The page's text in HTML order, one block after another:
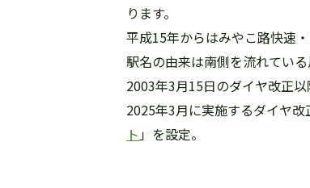
ります。
平成15年からはみやこ路快速
駅名の由来は南側を流れてい
2003年3月15日のダイヤ改正
2025年3月に実施するダイヤ
ト」を設定。